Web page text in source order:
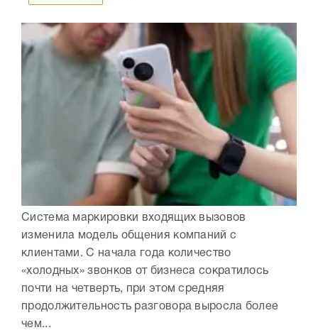
Система маркировки входящих вызовов
изменила модель общения компаний с
клиентами. С начала года количество
«холодных» звонков от бизнеса сократилось
почти на четверть, при этом средняя
продолжительность разговора выросла более
чем...